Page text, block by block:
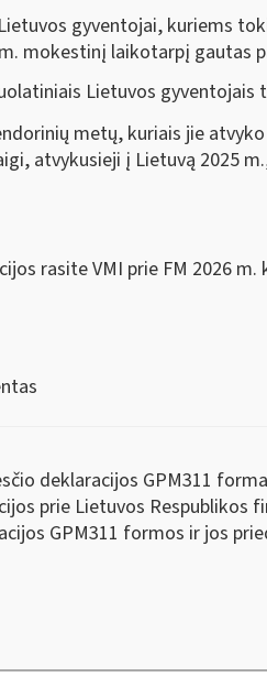
gyventojai, kuriems
mokestinį laikotarpį gautas
Lietuvos gyventojais
metų, kuriais jie
atvykusieji į Lietuvą 2025
rasite VMI prie FM 2026 m.
deklaracijos GPM311
prie Lietuvos Respublikos
GPM311 formos ir jos